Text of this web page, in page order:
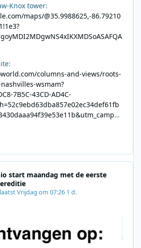
Knox tower:
maps/@35.9988625,-86.79210
columns-and-views/roots-
wsmam?
7B5C-43CD-AD4C-
start maandag met de eerste
Vrijdag om 07:26 1 d.